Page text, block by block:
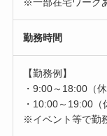
勤務時間
【勤務例】
・9:00～18:00（
・10:00～19:00（
※イベント等で勤